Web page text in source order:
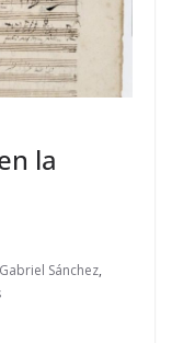
la
Gabriel Sánchez,